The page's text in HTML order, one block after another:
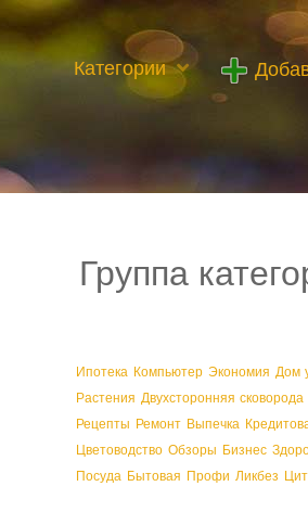
Категории
Группа
Ипотека Компьютер Экономия Дом
Растения Двухсторонняя сковорода
Рецепты Ремонт Выпечка
Цветоводство Обзоры Бизнес
Посуда Бытовая Профи Ликбез